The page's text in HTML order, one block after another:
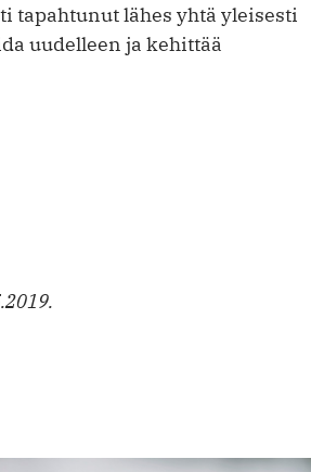
tapahtunut lähes yhtä yleisesti
uudelleen ja kehittää